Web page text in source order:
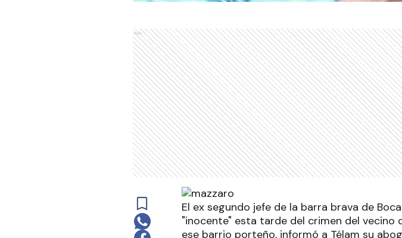
Ads
El ex segundo jefe de la barra brava de
"inocente" esta tarde del crimen del vecino
ese barrio porteño, informó a Télam su